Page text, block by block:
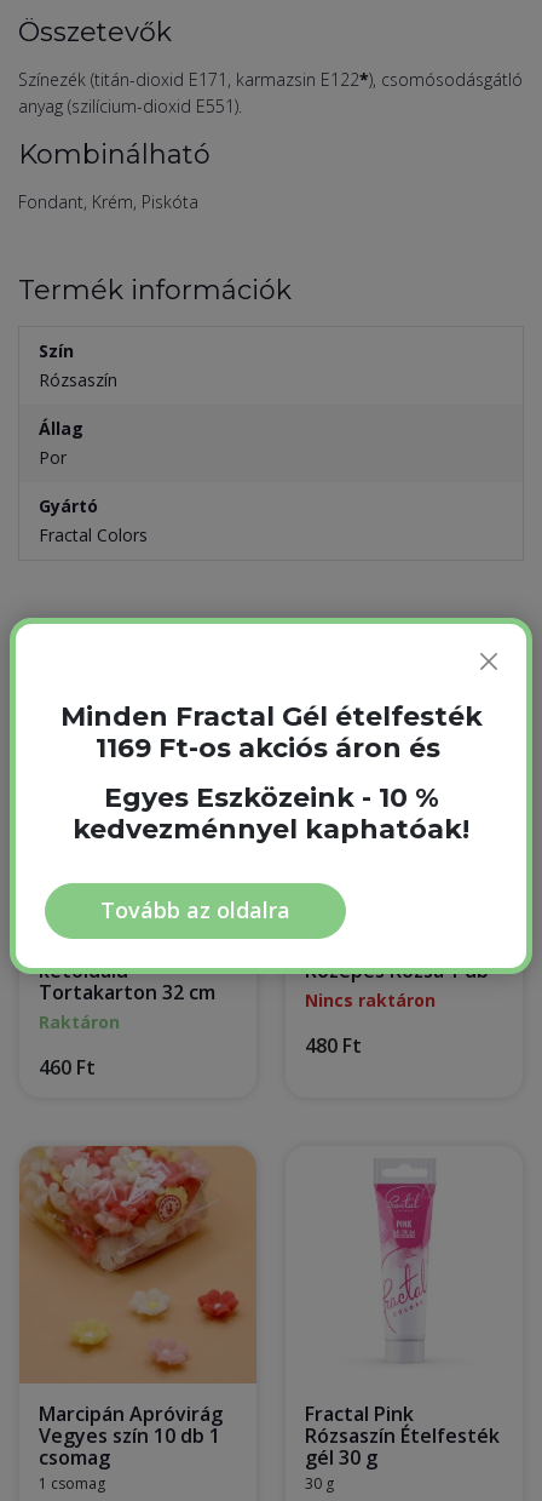
Összetevők
Színezék (titán-dioxid E171, karmazsin E122*), csomósodásgátló
anyag (szilícium-dioxid E551).
Kombinálható
Fondant, Krém, Piskóta
Termék információk
Szín
Rózsaszín
Állag
Por
Gyártó
Fractal Colors
Gyakran együtt vásárolják
kétoldalú
Tortakarton 32 cm
Raktáron
460 Ft
Közepes Rózsa 1 db
Nincs raktáron
480 Ft
Marcipán Apróvirág
Vegyes szín 10 db 1
csomag
1 csomag
Fractal Pink
Rózsaszín Ételfesték
gél 30 g
30 g
Minden Fractal Gél ételfesték
1169 Ft-os akciós áron és
Egyes Eszközeink - 10 %
kedvezménnyel kaphatóak!
Tovább az oldalra